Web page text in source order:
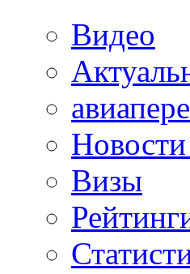
Видео
Визы